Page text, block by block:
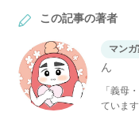
この記事の著者
マン
ん
「義母
ています